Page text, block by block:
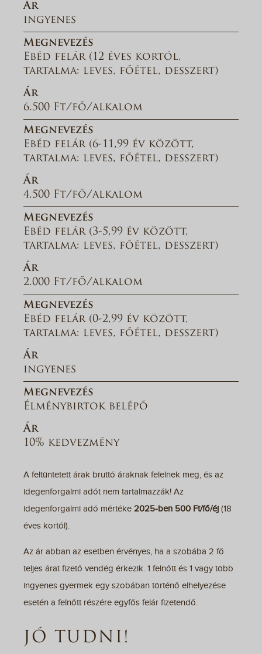
Ár
ingyenes
Megnevezés
Ebéd felár (12 éves kortól,
tartalma: leves, főétel, desszert)
Ár
6.500 Ft/fő/alkalom
Megnevezés
Ebéd felár (6-11,99 év között,
tartalma: leves, főétel, desszert)
Ár
4.500 Ft/fő/alkalom
Megnevezés
Ebéd felár (3-5,99 év között,
tartalma: leves, főétel, desszert)
Ár
2.000 Ft/fő/alkalom
Megnevezés
Ebéd felár (0-2,99 év között,
tartalma: leves, főétel, desszert)
Ár
ingyenes
Megnevezés
Élménybirtok belépő
Ár
10% kedvezmény
A feltüntetett árak bruttó áraknak felelnek meg, és az
idegenforgalmi adót nem tartalmazzák! Az
idegenforgalmi adó mértéke 2025-ben 500 Ft/fő/éj (18
éves kortól).
Az ár abban az esetben érvényes, ha a szobába 2 fő
teljes árat fizető vendég érkezik. 1 felnőtt és 1 vagy több
ingyenes gyermek egy szobában történő elhelyezése
esetén a felnőtt részére egyfős felár fizetendő.
JÓ TUDNI!